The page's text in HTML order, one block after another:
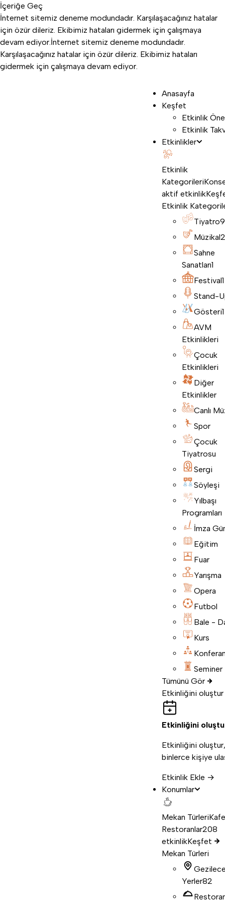
İçeriğe Geç
İnternet sitemiz deneme modundadır. Karşılaşacağınız hatalar
için özür dileriz. Ekibimiz hataları gidermek için çalışmaya
devam ediyor.İnternet sitemiz deneme modundadır.
Karşılaşacağınız hatalar için özür dileriz. Ekibimiz hataları
gidermek için çalışmaya devam ediyor.
Anasayfa
Keşfet
Etkinlik
Etkinlik
Etkinlikler
Etkinlik
Kategorileri
aktif etkinlik
Etkinlik
Tiyatro9
Müzikal2
Sahne
Sanatları1
Festival1
Stand-
Gösteri1
AVM
Etkinlikleri
Çocuk
Etkinlikleri
Diğer
Etkinlikler
Canlı
Spor
Çocuk
Tiyatrosu
Sergi
Söyleşi
Yılbaşı
Programları
İmza
Eğitim
Fuar
Yarışma
Opera
Futbol
Bale -
Kurs
Seminer
Tümünü Gör
Etkinliğini oluştur
Etkinliğini
Etkinliğini oluştur,
binlerce kişiye
Etkinlik Ekle →
Konumlar
Mekan Türleri
Restoranlar208
etkinlikKeşfet
Mekan Türleri
Yerler82